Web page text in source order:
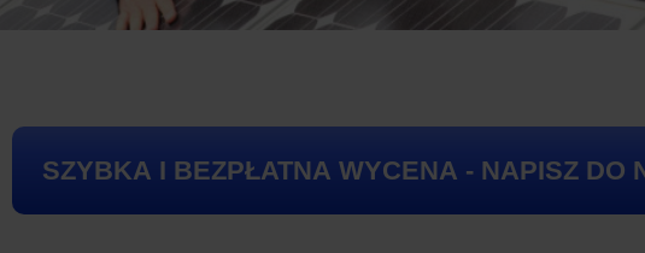
SZYBKA I BEZPŁATNA WYCENA - NAPISZ DO